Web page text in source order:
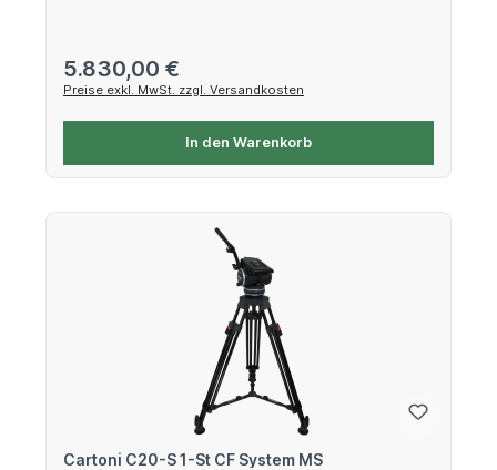
Regulärer Preis:
5.830,00 €
Preise exkl. MwSt. zzgl. Versandkosten
In den Warenkorb
Cartoni C20-S 1-St CF System MS